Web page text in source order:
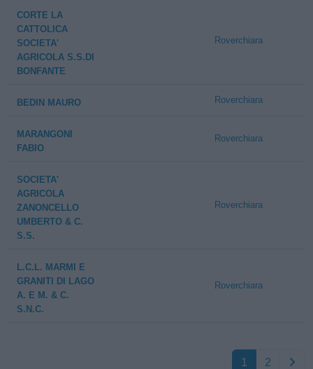
CORTE LA
CATTOLICA
SOCIETA'
AGRICOLA S.S.DI
BONFANTE
Roverchiara
BEDIN MAURO Roverchiara
MARANGONI
FABIO
Roverchiara
SOCIETA'
AGRICOLA
ZANONCELLO
UMBERTO & C.
S.S.
Roverchiara
L.C.L. MARMI E
GRANITI DI LAGO
A. E M. & C.
S.N.C.
Roverchiara
1 2